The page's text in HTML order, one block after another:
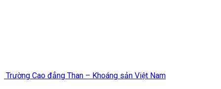
Trường Cao đẳng Than – Khoáng sản Việt Nam